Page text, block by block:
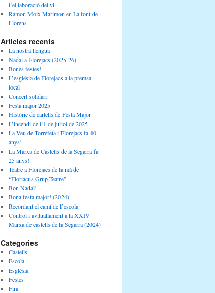
l’el·laboració del vi
Ramon Moix Marimon en La font de
Llorens
Articles recents
La nostra llengua
Nadal a Florejacs (2025-26)
Bones festes!
L’església de Florejacs a la premsa
local
Concert solidari
Festa major 2025
Històric de cartells de Festa Major
L’incendi de l’1 de juliol de 2025
La Veu de Torrefeta i Florejacs fa 40
anys!
La Marxa de Castells de la Segarra fa
25 anys!
Teatre a Florejacs de la mà de
“Floriacus Grup Teatre”
Bon Nadal!
Bona festa major! (2024)
Recordant el camí de l’escola
Control i avituallament a la XXIV
Marxa de castells de la Segarra (2024)
Categories
Castells
Escola
Església
Festes
Fira